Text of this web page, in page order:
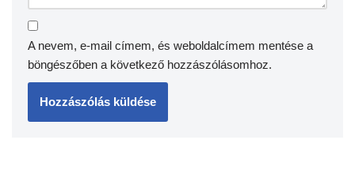
A nevem, e-mail címem, és weboldalcímem mentése a
böngészőben a következő hozzászólásomhoz.